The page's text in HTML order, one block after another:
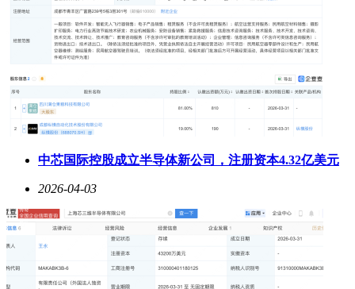
中芯国际控股成立半导体新公司，注册资本4.32亿美元
2026-04-03